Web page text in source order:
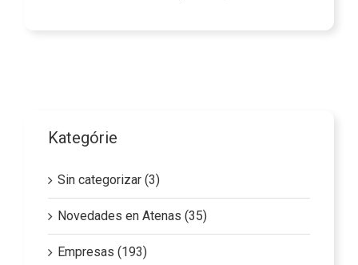
Kategórie
Sin categorizar (3)
Novedades en Atenas (35)
Empresas (193)